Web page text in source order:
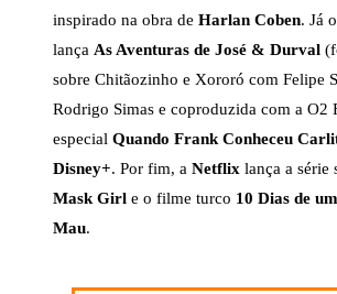
inspirado na obra deHarlan Coben. Já
lança As Aventuras de José & Durval
sobre Chitãozinho e Xororó com Felipe
Rodrigo Simas e coproduzida com a O2
especialQuando Frank Conheceu
Disney+. Por fim, aNetflixlança a série
Mask Girl e o filme turco 10 Dias de
Mau.